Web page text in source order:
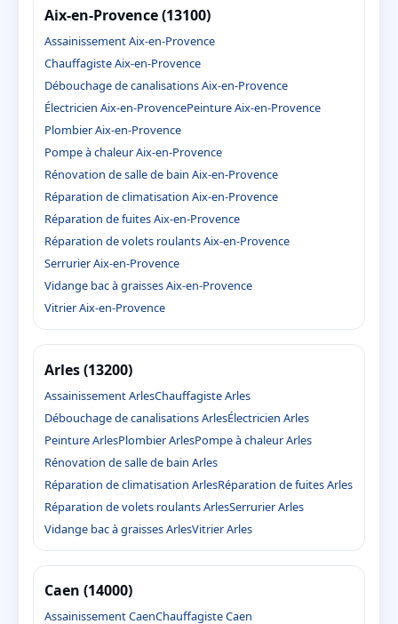
Aix-en-Provence (13100)
Assainissement Aix-en-Provence
Chauffagiste Aix-en-Provence
Débouchage de canalisations Aix-en-Provence
Électricien Aix-en-ProvencePeinture Aix-en-Provence
Plombier Aix-en-Provence
Pompe à chaleur Aix-en-Provence
Rénovation de salle de bain Aix-en-Provence
Réparation de climatisation Aix-en-Provence
Réparation de fuites Aix-en-Provence
Réparation de volets roulants Aix-en-Provence
Serrurier Aix-en-Provence
Vidange bac à graisses Aix-en-Provence
Vitrier Aix-en-Provence
Arles (13200)
Assainissement ArlesChauffagiste Arles
Débouchage de canalisations ArlesÉlectricien Arles
Peinture ArlesPlombier ArlesPompe à chaleur Arles
Rénovation de salle de bain Arles
Réparation de climatisation ArlesRéparation de fuites Arles
Réparation de volets roulants ArlesSerrurier Arles
Vidange bac à graisses ArlesVitrier Arles
Caen (14000)
Assainissement CaenChauffagiste Caen